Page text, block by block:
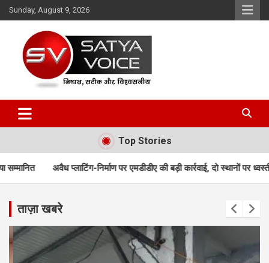
Skip
to
Sunday, August 9, 2026
Satya Voice
Top Stories
निर्माण पर एमडीडीए की बड़ी कार्रवाई, दो स्थानों पर ध्वस्तीकरण; मसूरी मार्ग पर
ताज़ा खबरे